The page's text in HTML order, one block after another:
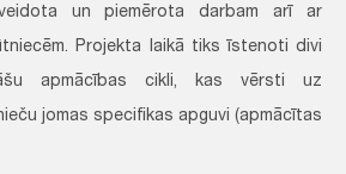
un piemērota darbam arī ar
Projekta laikā tiks īstenoti divi
apmācības cikli, kas vērsti uz
jomas specifikas apguvi (apmācītas